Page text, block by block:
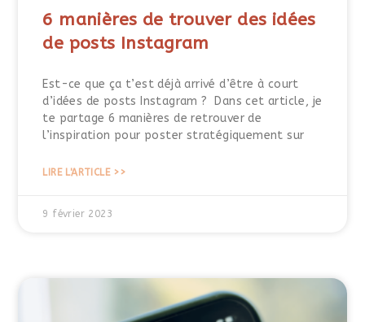
6 manières de trouver des idées
de posts Instagram
Est-ce que ça t’est déjà arrivé d’être à court
d’idées de posts Instagram ? Dans cet article, je
te partage 6 manières de retrouver de
l’inspiration pour poster stratégiquement sur
LIRE L'ARTICLE >>
9 février 2023